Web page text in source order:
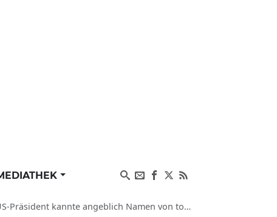
angeblich Namen von totem Infanteristen nicht